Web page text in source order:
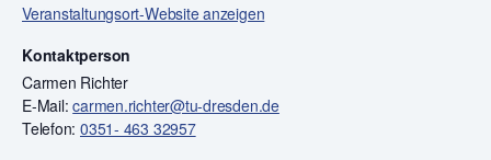
Veranstaltungsort-Website anzeigen
Kontaktperson
Carmen Richter
E-Mail:carmen.richter@tu-dresden.de
Telefon: 0351- 463 32957